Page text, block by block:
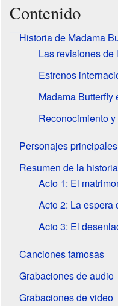
Contenido
Historia de Madama
Las revisiones de
Estrenos
Madama Butterfly
Reconocimiento
Personajes principales
Resumen de la historia
Acto 1: El
Acto 2: La espera
Acto 3: El
Canciones famosas
Grabaciones de audio
Grabaciones de video